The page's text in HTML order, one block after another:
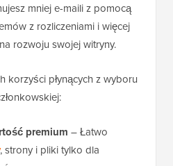
mniej e-maili z pomocą
z rozliczeniami i więcej
rozwoju swojej witryny.
korzyści płynących z wyboru
premium – Łatwo
, strony i pliki tylko dla